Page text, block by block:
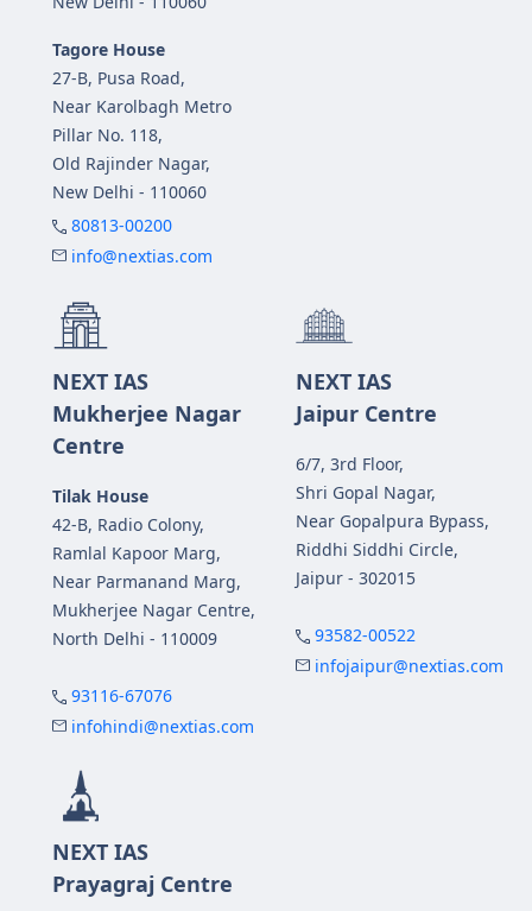
Tagore House
27-B, Pusa Road,
Near Karolbagh Metro
Pillar No. 118,
Old Rajinder Nagar,
New Delhi - 110060
80813-00200
info@nextias.com
NEXT IAS
Mukherjee Nagar
Centre
Tilak House
42-B, Radio Colony,
Ramlal Kapoor Marg,
Near Parmanand Marg,
Mukherjee Nagar Centre,
North Delhi - 110009
93116-67076
infohindi@nextias.com
NEXT IAS
Jaipur Centre
6/7, 3rd Floor,
Shri Gopal Nagar,
Near Gopalpura Bypass,
Riddhi Siddhi Circle,
Jaipur - 302015
93582-00522
infojaipur@nextias.com
NEXT IAS
Prayagraj Centre